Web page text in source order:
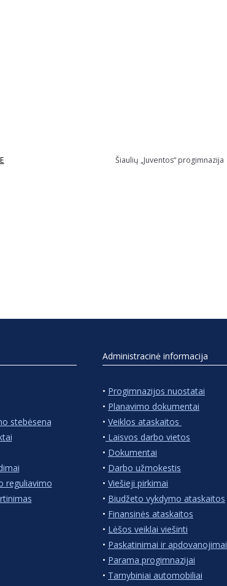
Šiaulių „Juventos“ progimnazija
stebėsena
reguliavimo
Administracinė informacija
• Progimnazijos nuostatai
• Planavimo dokumentai
• Veiklos ataskaitos
• Laisvos darbo vietos
• Dokumentai
• Darbo užmokestis
• Viešieji pirkimai
• Biudžeto vykdymo ataskaitos
• Finansinės ataskaitos
• Lėšos veiklai viešinti
• Paskatinimai ir apdovanojimai
• Parama progimnazijai
• Tarnybiniai automobiliai